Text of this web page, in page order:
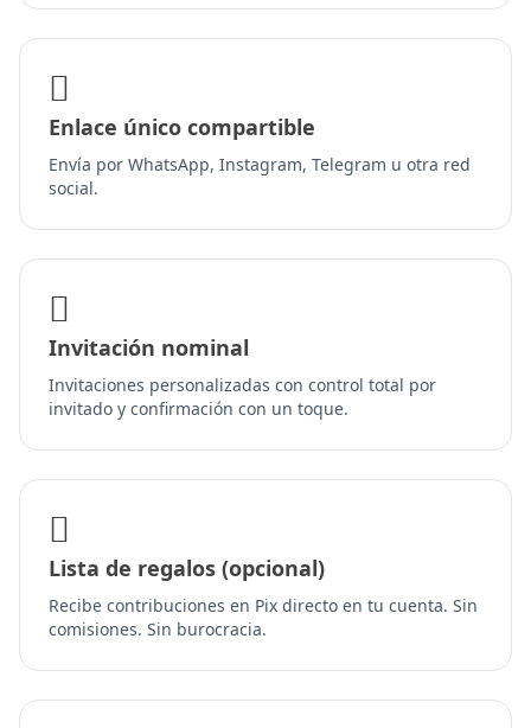
Enlace único compartible
Envía por WhatsApp, Instagram, Telegram u otra red
social.
Invitación nominal
Invitaciones personalizadas con control total por
invitado y confirmación con un toque.
Lista de regalos (opcional)
Recibe contribuciones en Pix directo en tu cuenta. Sin
comisiones. Sin burocracia.